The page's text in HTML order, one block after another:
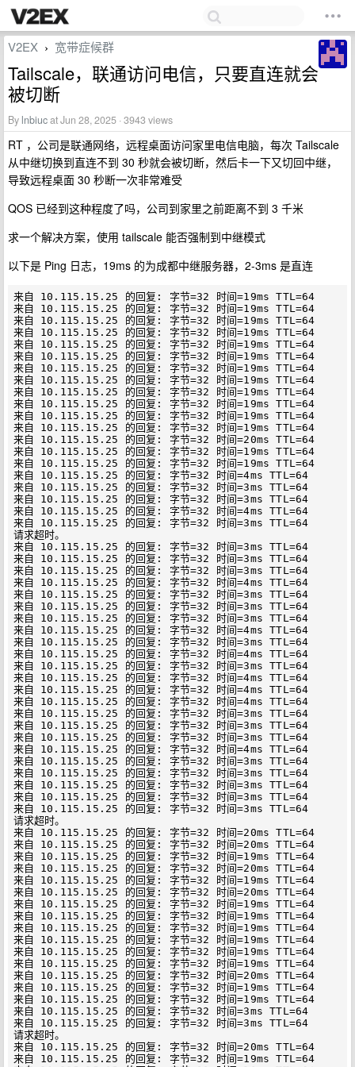
V2EX › 宽带症候群
Tailscale，联通访问电信，只要直连就会
被切断
By lnbiucat Jun 28, 2025 · 3943 views
RT ，公司是联通网络，远程桌面访问家里电信电脑，每次 Tailscale
从中继切换到直连不到 30 秒就会被切断，然后卡一下又切回中继，
导致远程桌面 30 秒断一次非常难受
QOS 已经到这种程度了吗，公司到家里之前距离不到 3 千米
求一个解决方案，使用 tailscale 能否强制到中继模式
以下是 Ping 日志，19ms 的为成都中继服务器，2-3ms 是直连
来自 10.115.15.25 的回复: 字节=32 时间=19ms TTL=64
来自 10.115.15.25 的回复: 字节=32 时间=19ms TTL=64
来自 10.115.15.25 的回复: 字节=32 时间=19ms TTL=64
来自 10.115.15.25 的回复: 字节=32 时间=19ms TTL=64
来自 10.115.15.25 的回复: 字节=32 时间=19ms TTL=64
来自 10.115.15.25 的回复: 字节=32 时间=19ms TTL=64
来自 10.115.15.25 的回复: 字节=32 时间=19ms TTL=64
来自 10.115.15.25 的回复: 字节=32 时间=19ms TTL=64
来自 10.115.15.25 的回复: 字节=32 时间=19ms TTL=64
来自 10.115.15.25 的回复: 字节=32 时间=19ms TTL=64
来自 10.115.15.25 的回复: 字节=32 时间=19ms TTL=64
来自 10.115.15.25 的回复: 字节=32 时间=19ms TTL=64
来自 10.115.15.25 的回复: 字节=32 时间=20ms TTL=64
来自 10.115.15.25 的回复: 字节=32 时间=19ms TTL=64
来自 10.115.15.25 的回复: 字节=32 时间=19ms TTL=64
来自 10.115.15.25 的回复: 字节=32 时间=4ms TTL=64
来自 10.115.15.25 的回复: 字节=32 时间=3ms TTL=64
来自 10.115.15.25 的回复: 字节=32 时间=3ms TTL=64
来自 10.115.15.25 的回复: 字节=32 时间=4ms TTL=64
来自 10.115.15.25 的回复: 字节=32 时间=3ms TTL=64
请求超时。
来自 10.115.15.25 的回复: 字节=32 时间=3ms TTL=64
来自 10.115.15.25 的回复: 字节=32 时间=3ms TTL=64
来自 10.115.15.25 的回复: 字节=32 时间=3ms TTL=64
来自 10.115.15.25 的回复: 字节=32 时间=4ms TTL=64
来自 10.115.15.25 的回复: 字节=32 时间=3ms TTL=64
来自 10.115.15.25 的回复: 字节=32 时间=3ms TTL=64
来自 10.115.15.25 的回复: 字节=32 时间=3ms TTL=64
来自 10.115.15.25 的回复: 字节=32 时间=4ms TTL=64
来自 10.115.15.25 的回复: 字节=32 时间=3ms TTL=64
来自 10.115.15.25 的回复: 字节=32 时间=4ms TTL=64
来自 10.115.15.25 的回复: 字节=32 时间=3ms TTL=64
来自 10.115.15.25 的回复: 字节=32 时间=4ms TTL=64
来自 10.115.15.25 的回复: 字节=32 时间=4ms TTL=64
来自 10.115.15.25 的回复: 字节=32 时间=4ms TTL=64
来自 10.115.15.25 的回复: 字节=32 时间=3ms TTL=64
来自 10.115.15.25 的回复: 字节=32 时间=3ms TTL=64
来自 10.115.15.25 的回复: 字节=32 时间=3ms TTL=64
来自 10.115.15.25 的回复: 字节=32 时间=4ms TTL=64
来自 10.115.15.25 的回复: 字节=32 时间=3ms TTL=64
来自 10.115.15.25 的回复: 字节=32 时间=3ms TTL=64
来自 10.115.15.25 的回复: 字节=32 时间=3ms TTL=64
来自 10.115.15.25 的回复: 字节=32 时间=3ms TTL=64
来自 10.115.15.25 的回复: 字节=32 时间=3ms TTL=64
请求超时。
来自 10.115.15.25 的回复: 字节=32 时间=20ms TTL=64
来自 10.115.15.25 的回复: 字节=32 时间=20ms TTL=64
来自 10.115.15.25 的回复: 字节=32 时间=19ms TTL=64
来自 10.115.15.25 的回复: 字节=32 时间=20ms TTL=64
来自 10.115.15.25 的回复: 字节=32 时间=19ms TTL=64
来自 10.115.15.25 的回复: 字节=32 时间=20ms TTL=64
来自 10.115.15.25 的回复: 字节=32 时间=19ms TTL=64
来自 10.115.15.25 的回复: 字节=32 时间=19ms TTL=64
来自 10.115.15.25 的回复: 字节=32 时间=19ms TTL=64
来自 10.115.15.25 的回复: 字节=32 时间=19ms TTL=64
来自 10.115.15.25 的回复: 字节=32 时间=19ms TTL=64
来自 10.115.15.25 的回复: 字节=32 时间=19ms TTL=64
来自 10.115.15.25 的回复: 字节=32 时间=20ms TTL=64
来自 10.115.15.25 的回复: 字节=32 时间=19ms TTL=64
来自 10.115.15.25 的回复: 字节=32 时间=19ms TTL=64
来自 10.115.15.25 的回复: 字节=32 时间=3ms TTL=64
来自 10.115.15.25 的回复: 字节=32 时间=3ms TTL=64
请求超时。
来自 10.115.15.25 的回复: 字节=32 时间=20ms TTL=64
来自 10.115.15.25 的回复: 字节=32 时间=19ms TTL=64